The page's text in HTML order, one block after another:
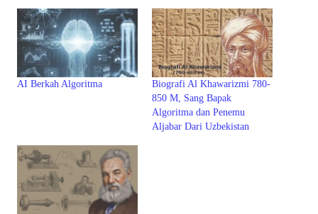
AI Berkah Algoritma
Biografi Al Khawarizmi 780-
850 M, Sang Bapak
Algoritma dan Penemu
Aljabar Dari Uzbekistan